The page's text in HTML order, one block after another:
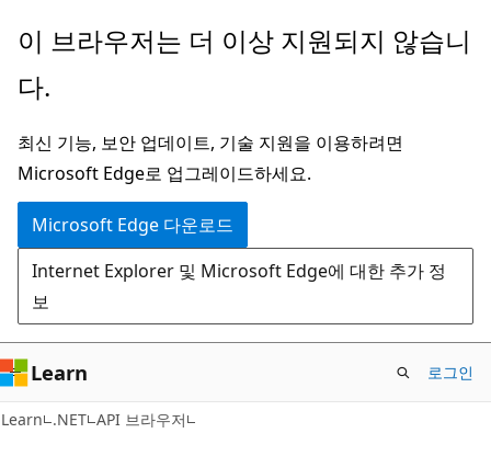
주
콘
츠
로
건
너
뛰
기
페
지
탐
색
으
로
건
너
뛰
기
이 브라우저는 더 이상 지원되지 않습니
다.
최신 기능, 보안 업데이트, 기술 지원을 이용하려면
Microsoft Edge로 업그레이드하세요.
Microsoft Edge 다운로드
Internet Explorer 및 Microsoft Edge에 대한 추가 정
보
Learn 로그인
Learn .NET API 브라우저